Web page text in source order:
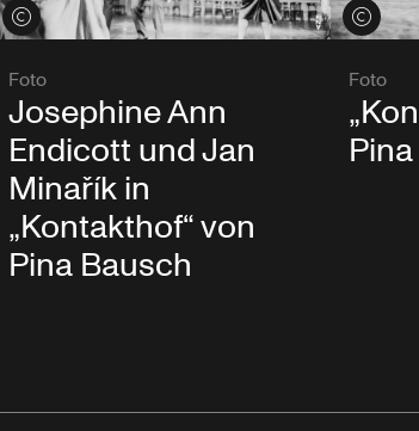
Credits öffnen
Foto
Josephine Ann
Endicott und Jan
Minařík in
„Kontakthof“ von
Pina Bausch
Credits
Foto